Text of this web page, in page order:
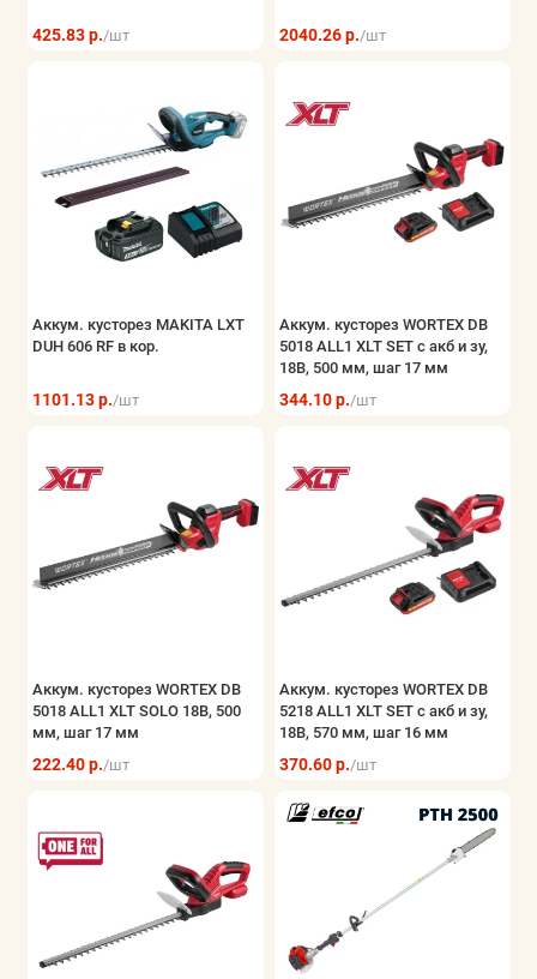
425.83 р./шт 2040.26 р./шт
Аккум. кусторез MAKITA LXT
DUH 606 RF в кор.
1101.13 р./шт
Аккум. кусторез WORTEX DB
5018 ALL1 XLT SET с акб и зу,
18В, 500 мм, шаг 17 мм
344.10 р./шт
Аккум. кусторез WORTEX DB
5018 ALL1 XLT SOLO 18В, 500
мм, шаг 17 мм
222.40 р./шт
Аккум. кусторез WORTEX DB
5218 ALL1 XLT SET с акб и зу,
18В, 570 мм, шаг 16 мм
370.60 р./шт